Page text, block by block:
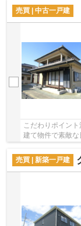
売買 | 中古一戸建
こだわりポイン
建て物件で素敵な
は、多種多様に
売買 | 新築一戸建